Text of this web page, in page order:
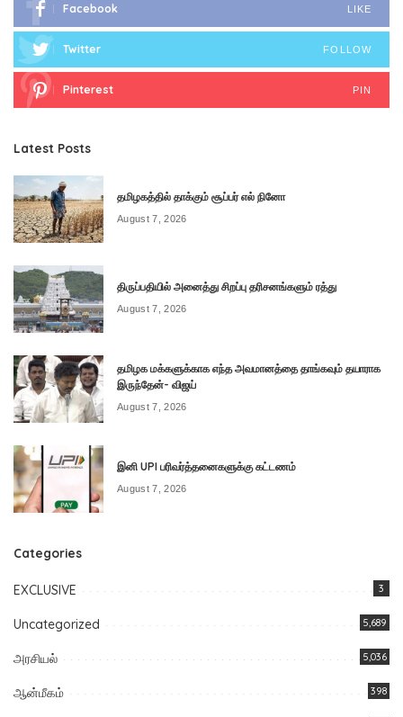
Facebook LIKE
Twitter FOLLOW
Pinterest PIN
Latest Posts
தமிழகத்தில் தாக்கும் சூப்பர் எல் நினோ
August 7, 2026
திருப்பதியில் அனைத்து சிறப்பு தரிசனங்களும் ரத்து
August 7, 2026
தமிழக மக்களுக்காக எந்த அவமானத்தை தாங்கவும் தயாராக
இருந்தேன்- விஜய்
August 7, 2026
இனி UPI பரிவர்த்தனைகளுக்கு கட்டணம்
August 7, 2026
Categories
EXCLUSIVE 3
Uncategorized 5,689
அரசியல் 5,036
ஆன்மீகம் 398